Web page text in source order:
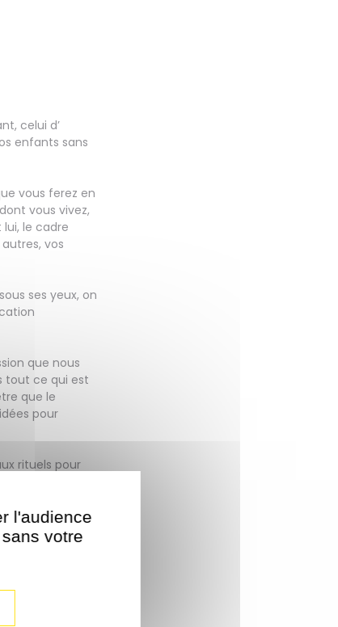
celui d’
enfants sans
vous ferez en
vous vivez,
le cadre
vos
ses yeux, on
que nous
tout ce qui est
que le
pour
rituels pour
très
idées pour se
briser la
le lien avec
au monde,
l'audience
votre